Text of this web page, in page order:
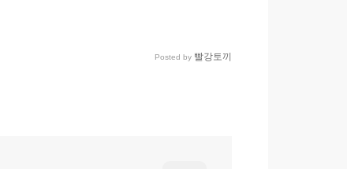
Posted by 빨강토끼